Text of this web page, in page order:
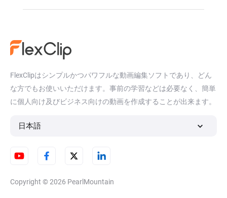
FlexClipはシンプルかつパワフルな動画編集ソフトであり、どん
な方でもお使いいただけます。事前の学習などは必要なく、簡単
に個人向け及びビジネス向けの動画を作成することが出来ます。
日本語
Copyright © 2026 PearlMountain